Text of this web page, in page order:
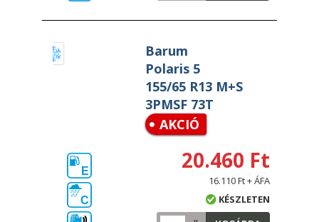
Barum
Polaris 5
155/65 R13 M+S
3PMSF 73T
AKCIÓ
E
C
20.460 Ft
16.110 Ft + ÁFA
KÉSZLETEN